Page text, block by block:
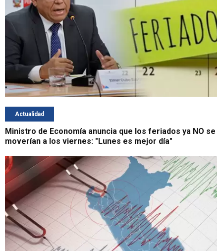
Actualidad
Ministro de Economía anuncia que los feriados ya NO se
moverían a los viernes: "Lunes es mejor día"